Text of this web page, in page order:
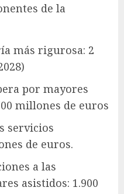
de la
más rigurosa: 2
por mayores
millones de euros
servicios
de euros.
a las
asistidos: 1.900